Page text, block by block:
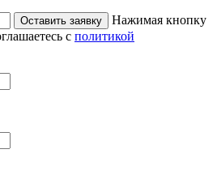
Оставить заявку
Нажимая кнопку
с политикой